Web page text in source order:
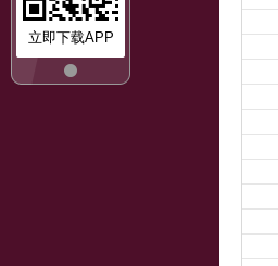
立即下载APP